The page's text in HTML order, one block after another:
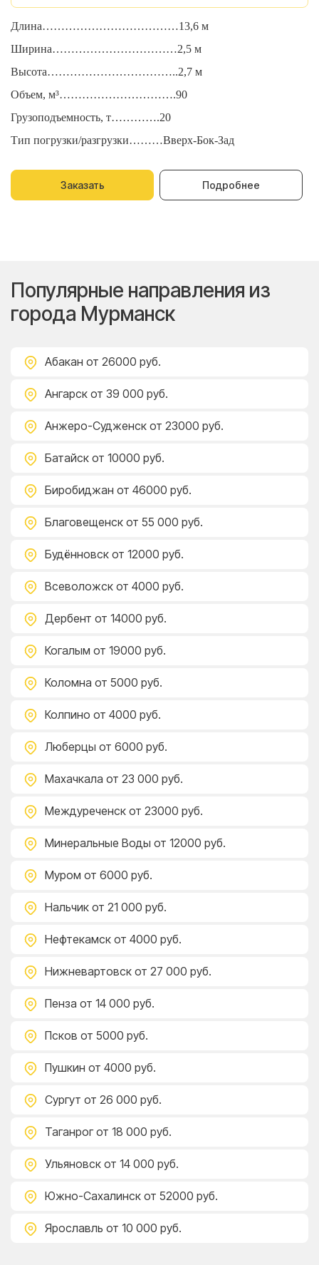
Длина………………………………13,6 м
Ширина……………………………2,5 м
Высота……………………………..2,7 м
Объем, м³………………………….90
Грузоподъемность, т………….20
Тип погрузки/разгрузки………Вверх-Бок-Зад
Заказать Подробнее
Популярные направления из
города Мурманск
Абакан от 26000 руб.
Ангарск от 39 000 руб.
Анжеро-Судженск от 23000 руб.
Батайск от 10000 руб.
Биробиджан от 46000 руб.
Благовещенск от 55 000 руб.
Будённовск от 12000 руб.
Всеволожск от 4000 руб.
Дербент от 14000 руб.
Когалым от 19000 руб.
Коломна от 5000 руб.
Колпино от 4000 руб.
Люберцы от 6000 руб.
Махачкала от 23 000 руб.
Междуреченск от 23000 руб.
Минеральные Воды от 12000 руб.
Муром от 6000 руб.
Нальчик от 21 000 руб.
Нефтекамск от 4000 руб.
Нижневартовск от 27 000 руб.
Пенза от 14 000 руб.
Псков от 5000 руб.
Пушкин от 4000 руб.
Сургут от 26 000 руб.
Таганрог от 18 000 руб.
Ульяновск от 14 000 руб.
Южно-Сахалинск от 52000 руб.
Ярославль от 10 000 руб.